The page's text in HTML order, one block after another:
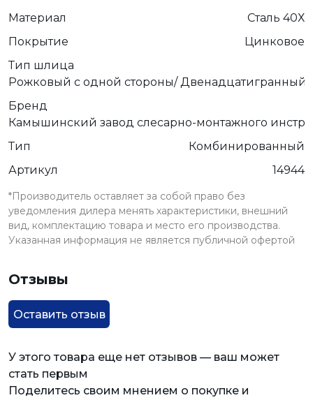
Материал
Сталь 40Х
Покрытие
Цинковое
Тип шлица
Рожковый с одной стороны/ Двенадцатигранный
Бренд
Камышинский завод слесарно-монтажного
Тип
Комбинированный
Артикул
14944
*Производитель оставляет за собой право без
уведомления дилера менять характеристики, внешний
вид, комплектацию товара и место его производства.
Указанная информация не является публичной офертой
Отзывы
Оставить отзыв
У этого товара еще нет отзывов — ваш может
стать первым
Поделитесь своим мнением о покупке и